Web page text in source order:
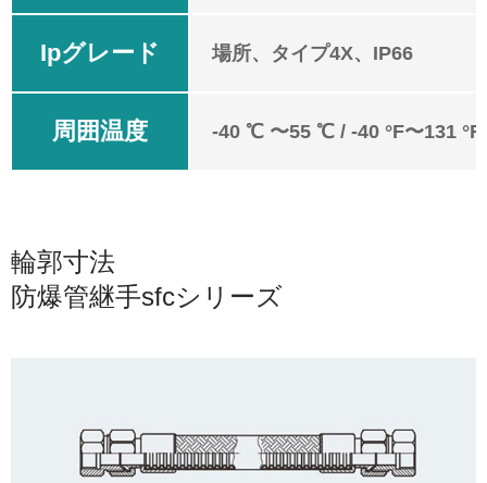
Ipグレード 場所、タイプ4X、IP66
周囲温度 -40 ℃ 〜55 ℃ / -40 °F〜131 °F
輪郭寸法
防爆管継手sfcシリーズ